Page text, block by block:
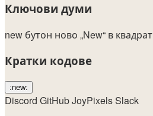
Ключови думи
new бутон ново „New“ в квадрат
Кратки кодове
:new:
Discord GitHubJoyPixelsSlack